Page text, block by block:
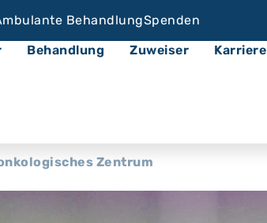
BehandlungSpenden
Behandlung Zuweiser Karriere
Zentrum